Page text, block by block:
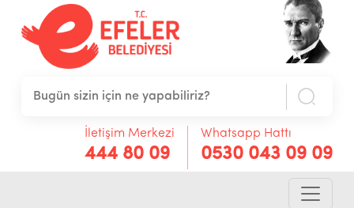
İletişim Merkezi
444 80 09
Whatsapp Hattı
0530 043 09 09